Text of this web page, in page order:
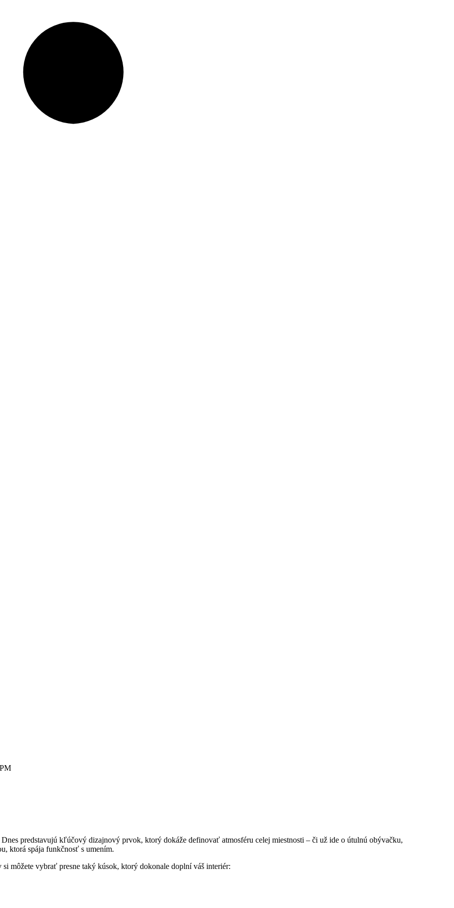
predstavujú kľúčový dizajnový prvok, ktorý dokáže definovať atmosféru celej miestnosti – či už ide o útulnú obývačku,
ktorá spája funkčnosť s umením.
môžete vybrať presne taký kúsok, ktorý dokonale doplní váš interiér: